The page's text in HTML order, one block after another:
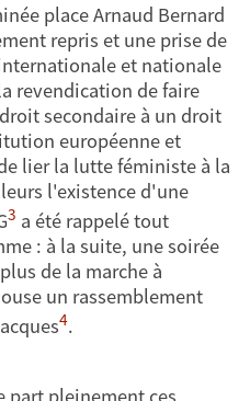
place Arnaud Bernard
repris et une prise de
et nationale
revendication de faire
secondaire à un droit
européenne et
lier la lutte féministe à la
l'existence d'une
3 a été rappelé tout
: à la suite, une soirée
de la marche à
un rassemblement
4.